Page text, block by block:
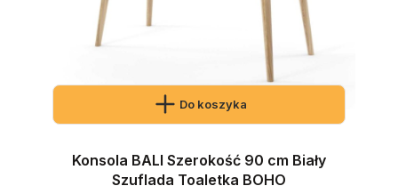
Do koszyka
Konsola BALI Szerokość 90 cm Biały
Szuflada Toaletka BOHO